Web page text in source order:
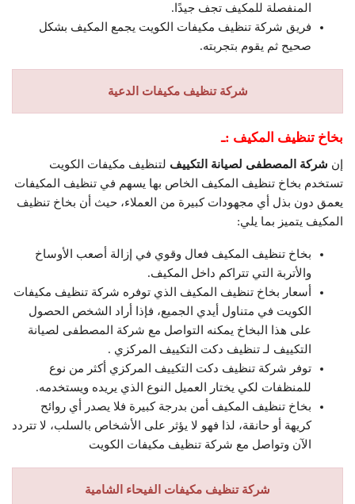
المنفصلة للمكيف تجف جيدًا.
فريق شركة تنظيف مكيفات الكويت يجمع المكيف بشكل
صحيح ثم يقوم بتجربته.
شركة تنظيف مكيفات الدعية
بخاخ تنظيف المكيف :ـ
إن شركة المصطفى لصيانة التكييف لتنظيف مكيفات الكويت
تستخدم بخاخ تنظيف المكيف الخاص بها يسهم في تنظيف المكيفات
يعمق دون بذل أي مجهودات كبيرة من العملاء، حيث أن بخاخ تنظيف
المكيف يتميز بما يلي:
بخاخ تنظيف المكيف فعال وقوي في إزالة أصعب الأوساخ
والأتربة التي تتراكم داخل المكيف.
أسعار بخاخ تنظيف المكيف الذي توفره شركة تنظيف مكيفات
الكويت في متناول أيدي الجميع، فإذا أراد الشخص الحصول
على هذا البخاخ يمكنه التواصل مع شركة المصطفى لصيانة
التكييف لـ تنظيف دكت التكييف المركزي .
توفر شركة تنظيف دكت التكييف المركزي أكثر من نوع
للمنظفات لكي يختار العميل النوع الذي يريده ويستخدمه.
بخاخ تنظيف المكيف أمن بدرجة كبيرة فلا يصدر أي روائح
كريهة أو حانقة، لذا فهو لا يؤثر على الأشخاص بالسلب، لا تتردد
الآن وتواصل مع شركة تنظيف مكيفات الكويت
شركة تنظيف مكيفات الفيحاء الشامية